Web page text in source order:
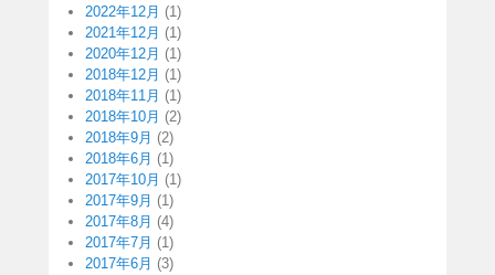
2022年12月 (1)
2021年12月 (1)
2020年12月 (1)
2018年12月 (1)
2018年11月 (1)
2018年10月 (2)
2018年9月 (2)
2018年6月 (1)
2017年10月 (1)
2017年9月 (1)
2017年8月 (4)
2017年7月 (1)
2017年6月 (3)